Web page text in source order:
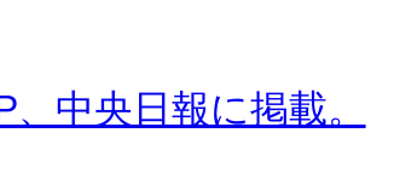
、中央日報に掲載。